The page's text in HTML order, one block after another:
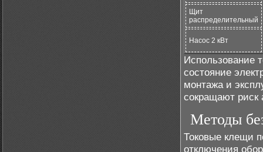
Щит
распределительный
Насос 2 кВт
Использование
состояние
монтажа и
сокращают риск
Методы
Токовые клещи
отключения